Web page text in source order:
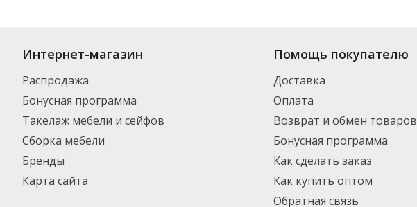
Интернет-магазин
Распродажа
Бонусная программа
Такелаж мебели и сейфов
Сборка мебели
Бренды
Карта сайта
Помощь покупателю
Доставка
Оплата
Возврат и обмен товаров
Бонусная программа
Как сделать заказ
Как купить оптом
Обратная связь